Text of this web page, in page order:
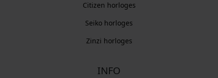
Citizen horloges
Seiko horloges
Zinzi horloges
INFO